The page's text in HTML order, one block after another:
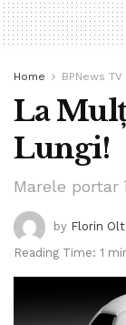
Home BPNews TV
La
Lungi!
Marele portar
by Florin
Reading Time: 1